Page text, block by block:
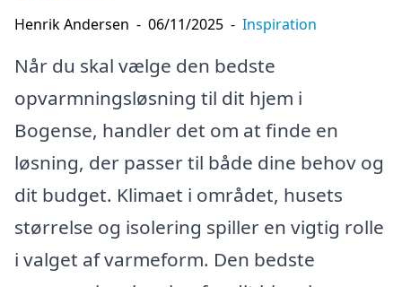
Henrik Andersen - 06/11/2025 - Inspiration
Når du skal vælge den bedste
opvarmningsløsning til dit hjem i
Bogense, handler det om at finde en
løsning, der passer til både dine behov og
dit budget. Klimaet i området, husets
størrelse og isolering spiller en vigtig rolle
i valget af varmeform. Den bedste